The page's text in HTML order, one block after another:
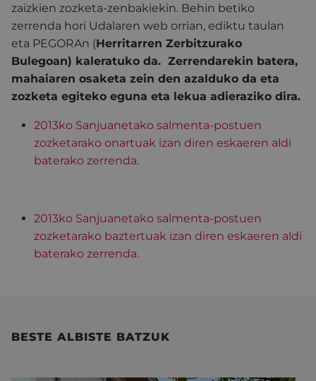
zaizkien zozketa-zenbakiekin. Behin betiko
zerrenda hori Udalaren web orrian, ediktu taulan
eta PEGORAn (Herritarren Zerbitzurako
Bulegoan) kaleratuko da. Zerrendarekin batera,
mahaiaren osaketa zein den azalduko da eta
zozketa egiteko eguna eta lekua adieraziko dira.
2013ko Sanjuanetako salmenta-postuen
zozketarako onartuak izan diren eskaeren aldi
baterako zerrenda.
2013ko Sanjuanetako salmenta-postuen
zozketarako baztertuak izan diren eskaeren aldi
baterako zerrenda.
BESTE ALBISTE BATZUK